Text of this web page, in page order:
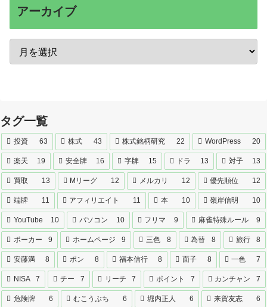
アーカイブ
タグ一覧
投資 63 株式 43 株式銘柄研究 22 WordPress 20
楽天 19 安全牌 16 字牌 15 ドラ 13 対子 13
買取 13 Mリーグ 12 メルカリ 12 優先順位 12
端牌 11 アフィリエイト 11 本 10 嶺岸信明 10
YouTube 10 パソコン 10 フリマ 9 麻雀特殊ルール 9
ポーカー 9 ホームページ 9 三色 8 為替 8 旅行 8
安藤満 8 ポン 8 福本信行 8 面子 8 一色 7
NISA 7 チー 7 リーチ 7 ポイント 7 カンチャン 7
危険牌 6 むこうぶち 6 堀内正人 6 来賀友志 6